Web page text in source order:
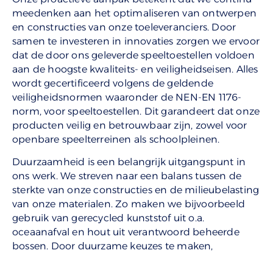
meedenken aan het optimaliseren van ontwerpen
en constructies van onze toeleveranciers. Door
samen te investeren in innovaties zorgen we ervoor
dat de door ons geleverde speeltoestellen voldoen
aan de hoogste kwaliteits- en veiligheidseisen. Alles
wordt gecertificeerd volgens de geldende
veiligheidsnormen waaronder de NEN-EN 1176-
norm, voor speeltoestellen. Dit garandeert dat onze
producten veilig en betrouwbaar zijn, zowel voor
openbare speelterreinen als schoolpleinen.
Duurzaamheid is een belangrijk uitgangspunt in
ons werk. We streven naar een balans tussen de
sterkte van onze constructies en de milieubelasting
van onze materialen. Zo maken we bijvoorbeeld
gebruik van gerecycled kunststof uit o.a.
oceaanafval en hout uit verantwoord beheerde
bossen. Door duurzame keuzes te maken,